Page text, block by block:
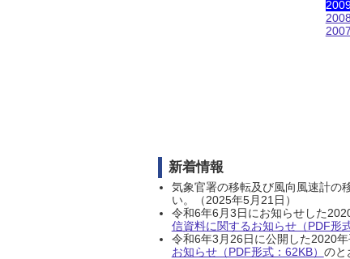
新着情報
気象官署の移転及び風向風速計の
い。（2025年5月21日）
令和6年6月3日にお知らせした
信資料に関するお知らせ（PDF形
令和6年3月26日に公開した2020
お知らせ（PDF形式：62KB） のと